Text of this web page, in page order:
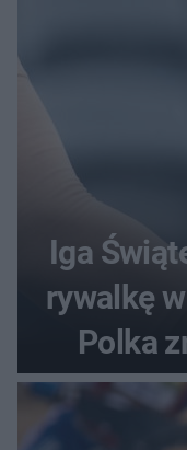
Iga
rywalkę
Polka